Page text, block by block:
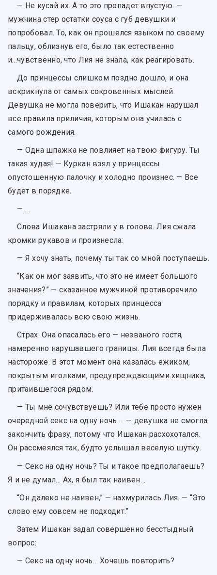
— Не кусай их. А то это пропадет впустую. —
мужчина стер остатки соуса с губ девушки и
попробовал. То, как он прошелся языком по своему
пальцу, облизнув его, было так естественно
и...чувственно, что Лия не знала, как реагировать.
До принцессы слишком поздно дошло, и она
вскрикнула от самых сокровенных мыслей.
Девушка не могла поверить, что Ишакан нарушал
все правила приличия, которым она училась с
самого рождения.
— Одна шпажка не повлияет на твою фигуру. Ты
такая худая! — Куркан взял у принцессы
опустошенную палочку и холодно произнес. — Все
будет в порядке.
— …
Слова Ишакана застряли у в голове. Лия сжала
кромки рукавов и произнесла:
— Я хочу знать, почему ты так со мной поступаешь.
“Как он мог заявить, что это не имеет большого
значения?” — сказанное мужчиной противоречило
порядку и правилам, которых принцесса
придерживалась всю свою жизнь.
Страх. Она опасалась его — незваного гостя,
намеренно нарушавшего границы. Лия всегда была
настороже. В этот момент она казалась ежиком,
покрытым иголками, предупреждающими хищника,
притаившегося рядом.
— Ты мне сочувствуешь? Или тебе просто нужен
очередной секс на одну ночь ... — девушка не смогла
закончить фразу, потому что Ишакан расхохотался.
Он рассмеялся так, будто услышал веселую шутку.
— Секс на одну ночь? Ты и такое предполагаешь?
Я и не думал… Ах, я был так наивен…
“Он далеко не наивен,” — нахмурилась Лия. — “Это
слово ему совсем не подходит.”
Затем Ишакан задал совершенно бесстыдный
вопрос:
— Секс на одну ночь… Хочешь повторить?